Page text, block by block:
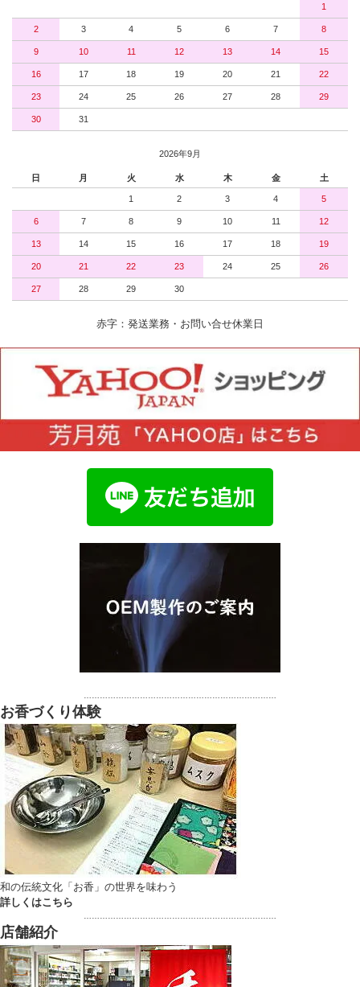
1
2 3 4 5 6 7 8
9 10 11 12 13 14 15
16 17 18 19 20 21 22
23 24 25 26 27 28 29
30 31
2026年9月
日 月 火 水 木 金 土
1 2 3 4 5
6 7 8 9 10 11 12
13 14 15 16 17 18 19
20 21 22 23 24 25 26
27 28 29 30
赤字：発送業務・お問い合せ休業日
お香づくり体験
和の伝統文化「お香」の世界を味わう
詳しくはこちら
店舗紹介